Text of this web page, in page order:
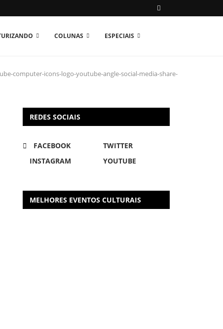
COLUNAS ESPECIAIS
computer-icons-logo-youtube-angle-social-media-share-
REDES SOCIAIS
FACEBOOK
TWITTER
INSTAGRAM
YOUTUBE
MELHORES EVENTOS CULTURAIS